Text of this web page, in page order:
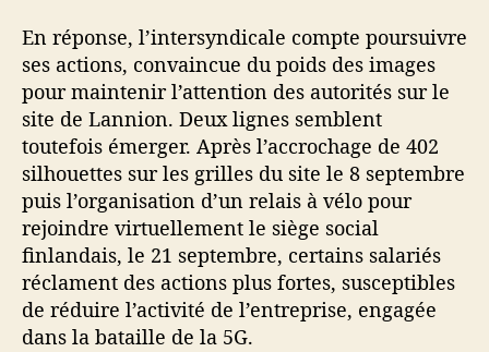
i
a
En réponse, l’intersyndicale compte poursuivre
ses actions, convaincue du poids des images
pour maintenir l’attention des autorités sur le
site de Lannion. Deux lignes semblent
toutefois émerger. Après l’accrochage de 402
silhouettes sur les grilles du site le 8 septembre
puis l’organisation d’un relais à vélo pour
rejoindre virtuellement le siège social
finlandais, le 21 septembre, certains salariés
réclament des actions plus fortes, susceptibles
de réduire l’activité de l’entreprise, engagée
dans la bataille de la 5G.